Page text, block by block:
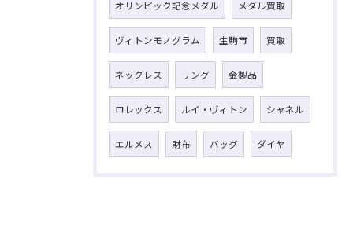
オリンピック記念メダル メダル買取
ヴィトンモノグラム 生駒市 買取
ネックレス リング 金製品
ロレックス ルイ・ヴィトン シャネル
エルメス 財布 バッグ ダイヤ